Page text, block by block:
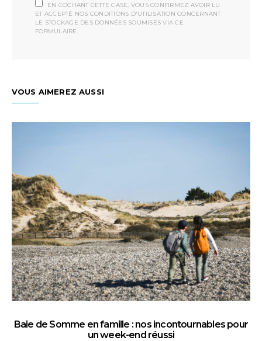
EN COCHANT CETTE CASE, VOUS CONFIRMEZ AVOIR LU
ET ACCEPTÉ NOS CONDITIONS D'UTILISATION CONCERNANT
LE STOCKAGE DES DONNÉES SOUMISES VIA CE
FORMULAIRE.
VOUS AIMEREZ AUSSI
Baie de Somme en famille : nos incontournables pour
un week-end réussi